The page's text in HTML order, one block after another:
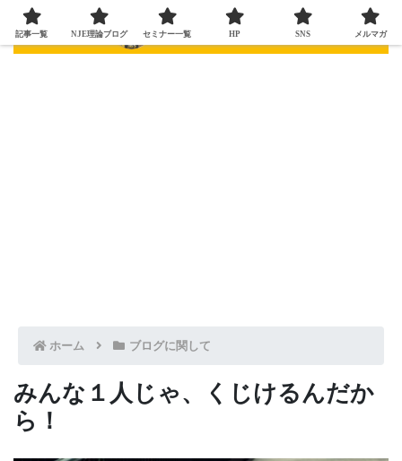
ホーム ブログに関して
みんな１人じゃ、くじけるんだか
ら！
記事一覧 NJE理論ブログ セミナー一覧 HP SNS メルマガ